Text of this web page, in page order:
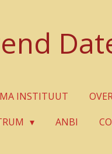
INSTITUUT
ANBI